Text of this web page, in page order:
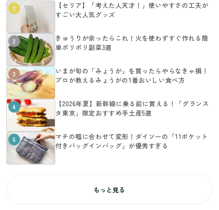
1
【セリア】「考えた人天才！」使いやすさの工夫が
すごい大人気グッズ
2
きゅうりが余ったらこれ！火を使わずすぐ作れる簡
単ポリポリ副菜3選
3
いまが旬の「みょうが」を買ったらやらなきゃ損！
プロが教えるみょうがの1番おいしい食べ方
4
【2026年夏】新幹線に乗る前に買える！「グランス
タ東京」限定おすすめ手土産5選
5
マチの幅に合わせて変形！ダイソーの「11ポケット
付きバッグインバッグ」が優秀すぎる
もっと見る